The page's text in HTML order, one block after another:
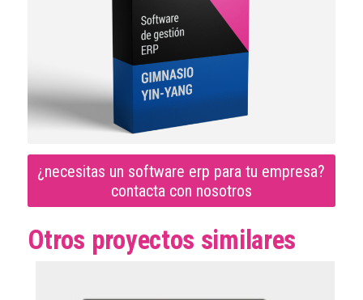
¿necesitas un software erp para tu empresa?
contacta con nosotros
Otros proyectos similares